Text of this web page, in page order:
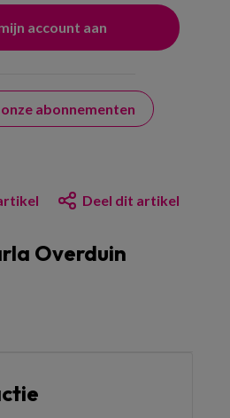
abonnementen
Deel dit artikel
Overduin